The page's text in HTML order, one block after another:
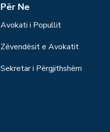
Për Ne
Avokati i Popullit
Zëvendësit e Avokatit
Sekretar i Përgjithshëm